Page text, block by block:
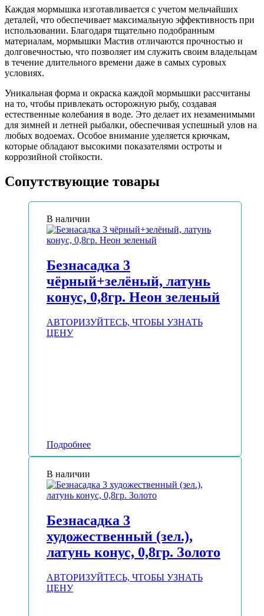
Каждая мормышка изготавливается с учетом мельчайших
деталей, что обеспечивает максимальную эффективность при
использовании. Благодаря тщательно подобранным
материалам, мормышки Мастив отличаются прочностью и
долговечностью, что позволяет им служить своим владельцам
в течение длительного времени даже в самых суровых
условиях.
Уникальная форма и окраска каждой мормышки рассчитаны
на то, чтобы привлекать осторожную рыбу, создавая
естественные колебания в воде. Это делает их незаменимыми
для зимней и летней рыбалки, обеспечивая успешный улов на
любых водоемах. Особое внимание уделяется крючкам,
которые обладают высокими показателями остроты и
коррозийной стойкости.
Сопутствующие товары
В наличии
Безнасадка 3
чёрный+зелёный, латунь
конус, 0,8гр. Неон зеленый
АВТОРИЗУЙТЕСЬ, ЧТОБЫ УЗНАТЬ
ЦЕНУ
Подробнее
В наличии
Безнасадка 3
художественный (зел.),
латунь конус, 0,8гр. Золото
АВТОРИЗУЙТЕСЬ, ЧТОБЫ УЗНАТЬ
ЦЕНУ